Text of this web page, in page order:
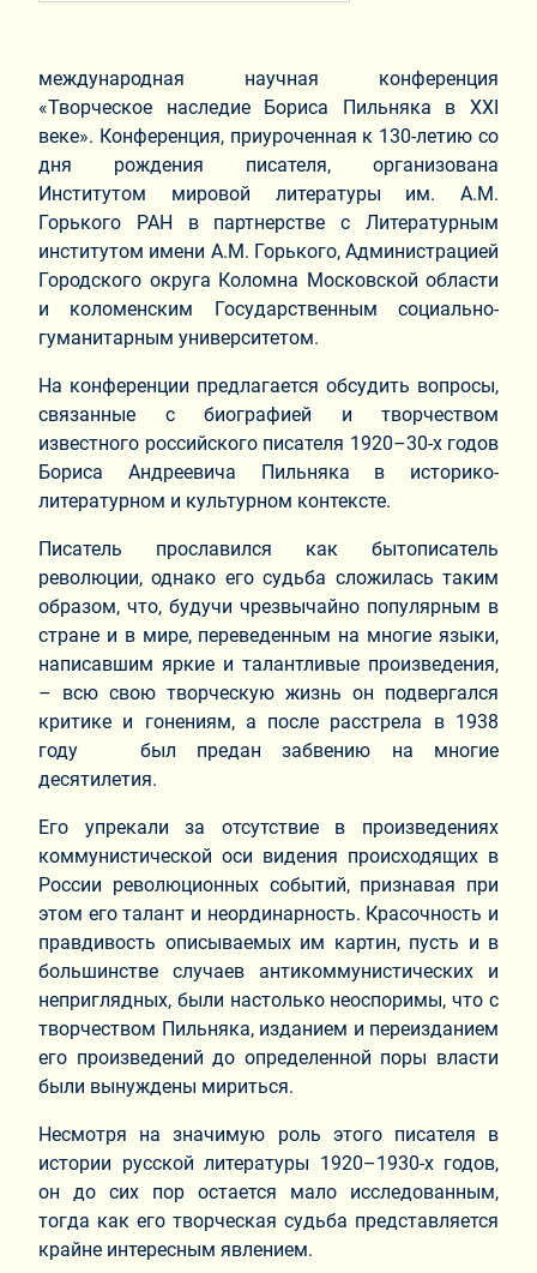
международная научная конференция
«Творческое наследие Бориса Пильняка в XXI
веке». Конференция, приуроченная к 130-летию со
дня рождения писателя, организована
Институтом мировой литературы им. А.М.
Горького РАН в партнерстве с Литературным
институтом имени А.М. Горького, Администрацией
Городского округа Коломна Московской области
и коломенским Государственным социально-
гуманитарным университетом.
На конференции предлагается обсудить вопросы,
связанные с биографией и творчеством
известного российского писателя 1920–30-х годов
Бориса Андреевича Пильняка в историко-
литературном и культурном контексте.
Писатель прославился как бытописатель
революции, однако его судьба сложилась таким
образом, что, будучи чрезвычайно популярным в
стране и в мире, переведенным на многие языки,
написавшим яркие и талантливые произведения,
– всю свою творческую жизнь он подвергался
критике и гонениям, а после расстрела в 1938
году был предан забвению на многие
десятилетия.
Его упрекали за отсутствие в произведениях
коммунистической оси видения происходящих в
России революционных событий, признавая при
этом его талант и неординарность. Красочность и
правдивость описываемых им картин, пусть и в
большинстве случаев антикоммунистических и
неприглядных, были настолько неоспоримы, что с
творчеством Пильняка, изданием и переизданием
его произведений до определенной поры власти
были вынуждены мириться.
Несмотря на значимую роль этого писателя в
истории русской литературы 1920–1930-х годов,
он до сих пор остается мало исследованным,
тогда как его творческая судьба представляется
крайне интересным явлением.